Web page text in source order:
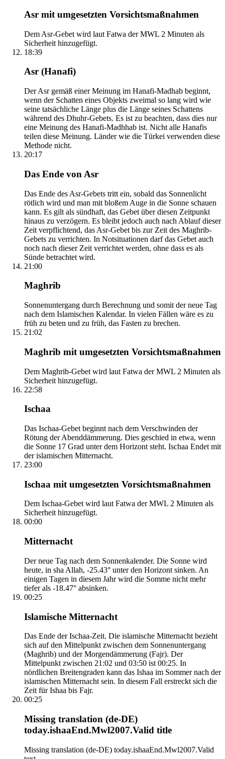
Asr mit umgesetzten Vorsichtsmaßnahmen
Dem Asr-Gebet wird laut Fatwa der MWL 2 Minuten als
Sicherheit hinzugefügt.
18:39
Asr (Hanafi)
Der Asr gemäß einer Meinung im Hanafi-Madhab beginnt,
wenn der Schatten eines Objekts zweimal so lang wird wie
seine tatsächliche Länge plus die Länge seines Schattens
während des Dhuhr-Gebets. Es ist zu beachten, dass dies nur
eine Meinung des Hanafi-Madhhab ist. Nicht alle Hanafis
teilen diese Meinung. Länder wie die Türkei verwenden diese
Methode nicht.
20:17
Das Ende von Asr
Das Ende des Asr-Gebets tritt ein, sobald das Sonnenlicht
rötlich wird und man mit bloßem Auge in die Sonne schauen
kann. Es gilt als sündhaft, das Gebet über diesen Zeitpunkt
hinaus zu verzögern. Es bleibt jedoch auch nach Ablauf dieser
Zeit verpflichtend, das Asr-Gebet bis zur Zeit des Maghrib-
Gebets zu verrichten. In Notsituationen darf das Gebet auch
noch nach dieser Zeit verrichtet werden, ohne dass es als
Sünde betrachtet wird.
21:00
Maghrib
Sonnenuntergang durch Berechnung und somit der neue Tag
nach dem Islamischen Kalendar. In vielen Fällen wäre es zu
früh zu beten und zu früh, das Fasten zu brechen.
21:02
Maghrib mit umgesetzten Vorsichtsmaßnahmen
Dem Maghrib-Gebet wird laut Fatwa der MWL 2 Minuten als
Sicherheit hinzugefügt.
22:58
Ischaa
Das Ischaa-Gebet beginnt nach dem Verschwinden der
Rötung der Abenddämmerung. Dies geschied in etwa, wenn
die Sonne 17 Grad unter dem Horizont steht. Ischaa Endet mit
der islamischen Mitternacht.
23:00
Ischaa mit umgesetzten Vorsichtsmaßnahmen
Dem Ischaa-Gebet wird laut Fatwa der MWL 2 Minuten als
Sicherheit hinzugefügt.
00:00
Mitternacht
Der neue Tag nach dem Sonnenkalender. Die Sonne wird
heute, in sha Allah, -25.43° unter den Horizont sinken. An
einigen Tagen in diesem Jahr wird die Somme nicht mehr
tiefer als -18.47° absinken.
00:25
Islamische Mitternacht
Das Ende der Ischaa-Zeit. Die islamische Mitternacht bezieht
sich auf den Mittelpunkt zwischen dem Sonnenuntergang
(Maghrib) und der Morgendämmerung (Fajr). Der
Mittelpunkt zwischen 21:02 und 03:50 ist 00:25. In
nördlichen Breitengraden kann das Ishaa im Sommer nach der
islamischen Mitternacht sein. In diesem Fall erstreckt sich die
Zeit für Ishaa bis Fajr.
00:25
Missing translation (de-DE)
today.ishaaEnd.Mwl2007.Valid title
Missing translation (de-DE) today.ishaaEnd.Mwl2007.Valid